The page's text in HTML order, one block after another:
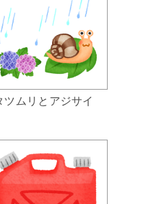
ツムリとアジサイ